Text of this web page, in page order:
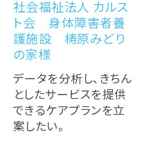
社会福祉法人 カルス
ト会 身体障害者養
護施設 梼原みどり
の家様
データを分析し、きちん
としたサービスを提供
できるケアプランを立
案したい。